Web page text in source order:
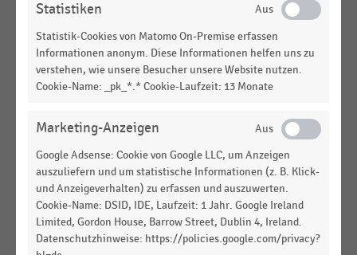
Grad der Filialisierung im Fleischerhandwerk in
DEUTSCHSPRACHIGER EINZELHANDEL|STATISTIK
Zufriedenheit der Händler mit dem
Kassensoftwareanbieter (2026)
DEUTSCHSPRACHIGER EINZELHANDEL |STATISTIK
Reifegrad der KI-basierten Anwendungen in der
Handelslogistik (2026)
DEUTSCHSPRACHIGER EINZELHANDEL|STATISTIK
Reifegrad der robotischen Systeme in der
Handelslogistik (2026)
Statistiken
Statistik-Cookies von Matomo On-Premise erfassen
Informationen anonym. Diese Informationen helfen uns zu
verstehen, wie unsere Besucher unsere Website nutzen.
Cookie-Name: _pk_*.* Cookie-Laufzeit: 13 Monate
Marketing-Anzeigen
Google Adsense: Cookie von Google LLC, um Anzeigen
auszuliefern und um statistische Informationen (z. B. Klick-
und Anzeigeverhalten) zu erfassen und auszuwerten.
Cookie-Name: DSID, IDE, Laufzeit: 1 Jahr. Google Ireland
Limited, Gordon House, Barrow Street, Dublin 4, Ireland.
Datenschutzhinweise: https://policies.google.com/privacy?